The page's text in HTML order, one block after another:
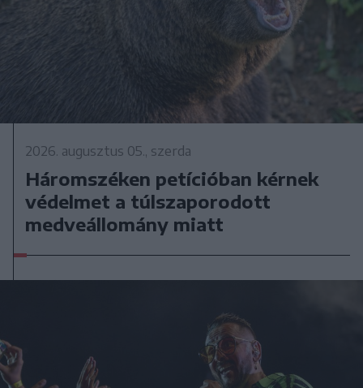
2026. augusztus 05., szerda
Háromszéken petícióban kérnek
védelmet a túlszaporodott
medveállomány miatt